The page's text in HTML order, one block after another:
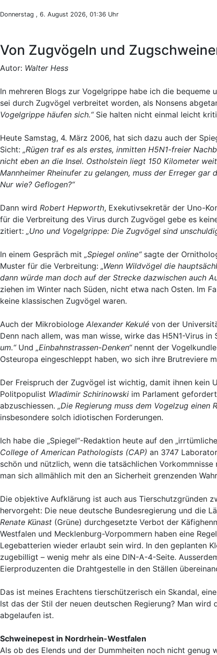
Donnerstag , 6. August 2026, 01:36 Uhr
Von Zugvögeln und
Autor: Walter Hess
In mehreren Blogs zur Vogelgrippe habe ich die
sei durch Zugvögel verbreitet worden, als Nonsens
Vogelgrippe häufen sich.“ Sie halten nicht einmal leicht
Heute Samstag, 4. März 2006, hat sich dazu auch der
Sicht: „Rügen traf es als erstes, inmitten H5N1-freier
nicht eben an die Insel. Ostholstein liegt 150 Kilometer
Mannheimer Rheinufer zu gelangen, muss der Erreger
Nur wie? Geflogen?“
Dann wird Robert Hepworth, Exekutivsekretär der Uno-
für die Verbreitung des Virus durch Zugvögel gebe es
zitiert: „Uno und Vogelgrippe: Die Zugvögel sind
In einem Gespräch mit „Spiegel online“sagte der
Muster für die Verbreitung: „Wenn Wildvögel die
dann würde man doch auf der Strecke dazwischen auch
ziehen im Winter nach Süden, nicht etwa nach Osten. Im
keine klassischen Zugvögel waren.
Auch der Mikrobiologe Alexander Kekulé von der
Denn nach allem, was man wisse, wirke das H5N1-Virus
um.“Und „Einbahnstrassen-Denken“ nennt der
Osteuropa eingeschleppt haben, wo sich ihre Brutreviere
Der Freispruch der Zugvögel ist wichtig, damit ihnen kein
Politpopulist Wladimir Schirinowski im Parlament
abzuschiessen. „Die Regierung muss dem Vogelzug einen
insbesondere solch idiotischen Forderungen.
Ich habe die „Spiegel“-Redaktion heute auf den
College of American Pathologists (CAP) an 3747
schön und nützlich, wenn die tatsächlichen
man sich allmählich mit den an Sicherheit grenzenden
Die objektive Aufklärung ist auch aus Tierschutzgründen
hervorgeht: Die neue deutsche Bundesregierung und die
Renate Künast (Grüne) durchgesetzte Verbot der
Westfalen und Mecklenburg-Vorpommern haben eine
Legebatterien wieder erlaubt sein wird. In den geplanten
zugebilligt – wenig mehr als eine DIN-A-4-Seite.
Eierproduzenten die Drahtgestelle in den Ställen
Das ist meines Erachtens tierschützerisch ein Skandal,
Ist das der Stil der neuen deutschen Regierung? Man
abgelaufen ist.
Schweinepest in Nordrhein-Westfalen
Als ob des Elends und der Dummheiten noch nicht